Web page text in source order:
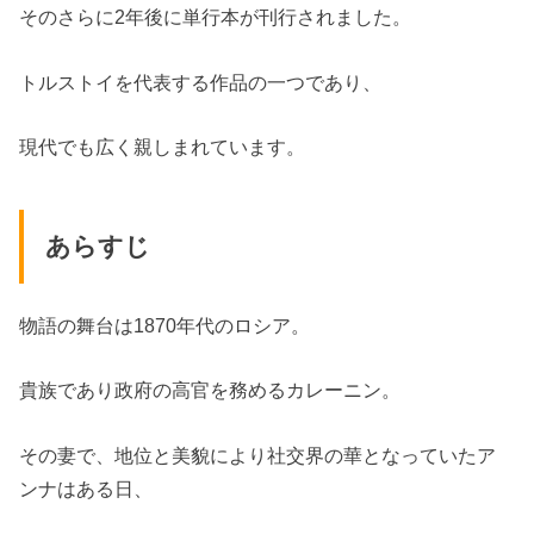
そのさらに2年後に単行本が刊行されました。
トルストイを代表する作品の一つであり、
現代でも広く親しまれています。
あらすじ
物語の舞台は1870年代のロシア。
貴族であり政府の高官を務めるカレーニン。
その妻で、地位と美貌により社交界の華となっていたア
ンナはある日、